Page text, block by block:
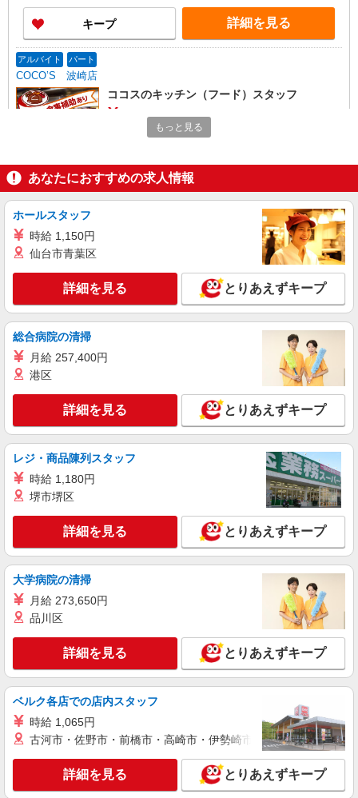
キープ 詳細を見る
アルバイト パート
COCO’S 波崎店
ココスのキッチン（フード）スタッフ
時給1150円 ※22:00〜翌5:00：時給1438円 ※
高校生時給1080円 ■【土日祝加給】 土日祝は1時
キープ
アルバイト パート
すき家 124号神栖木崎店
すき家の店舗スタッフ（接客・調理・清掃な
ど）
時給1,550円
茨城県神栖市木崎2848-1
キープ 詳細を見る
アルバイト
かつ庵 124号神栖木崎店
ホール・キッチンスタッフ（簡単な接客・調
理・清掃・など）
時給1150円 ※22:00以降：時給1450円 ※高校
生：時給1150円
茨城県神栖市大字木崎字新扇2841-1
キープ 詳細を見る
アルバイト パート
丸亀製麺神栖店
時給1200円〜 ☆22時以降は時給25％UP（深夜
茨城県神栖市神栖１－６４－１７３
詳細を見る
アルバイト パート
タイヨープロセスセンター
時給 一般：1,210円 ★賞与年2回支給（条件あ
り） ★日曜日、祝日は時給50円アップ（規定あ
もっと見る
あなたにおすすめの求人情報
ホールスタッフ
時給 1,150円
仙台市青葉区
詳細を見る とりあえずキープ
総合病院の清掃
月給 257,400円
港区
詳細を見る とりあえずキープ
レジ・商品陳列スタッフ
時給 1,180円
堺市堺区
詳細を見る とりあえずキープ
大学病院の清掃
月給 273,650円
品川区
詳細を見る とりあえずキープ
ベルク各店での店内スタッフ
時給 1,065円
古河市・佐野市・前橋市・高崎市・伊勢崎市・太田市・館林市
詳細を見る とりあえずキープ